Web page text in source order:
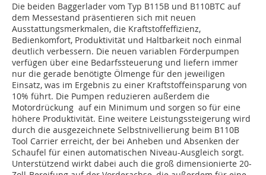
Die beiden Baggerlader vom Typ B115B und B110BTC auf
dem Messestand präsentieren sich mit neuen
Ausstattungsmerkmalen, die Kraftstoffeffizienz,
Bedienkomfort, Produktivität und Haltbarkeit noch einmal
deutlich verbessern. Die neuen variablen Förderpumpen
verfügen über eine Bedarfssteuerung und liefern immer
nur die gerade benötigte Ölmenge für den jeweiligen
Einsatz, was im Ergebnis zu einer Kraftstoffeinsparung von
10% führt. Die Pumpen reduzieren außerdem die
Motordrückung auf ein Minimum und sorgen so für eine
höhere Produktivität. Eine weitere Leistungssteigerung wird
durch die ausgezeichnete Selbstnivellierung beim B110B
Tool Carrier erreicht, der bei Anheben und Absenken der
Schaufel für einen automatischen Niveau-Ausgleich sorgt.
Unterstützend wirkt dabei auch die groß dimensionierte 20-